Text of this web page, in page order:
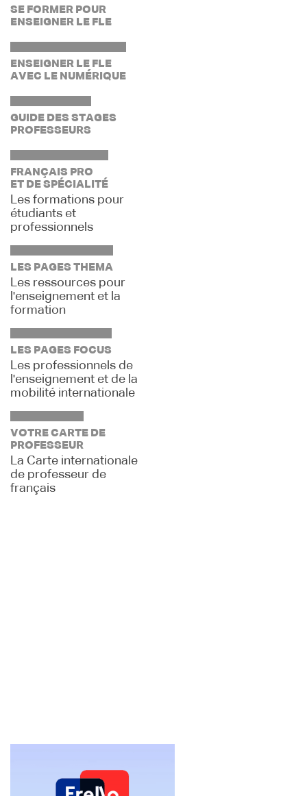
SE FORMER POUR
ENSEIGNER LE FLE
ENSEIGNER LE FLE
AVEC LE NUMÉRIQUE
GUIDE DES STAGES
PROFESSEURS
FRANÇAIS PRO
ET DE SPÉCIALITÉ
Les formations pour
étudiants et
professionnels
LES PAGES THEMA
Les ressources pour
l'enseignement et la
formation
LES PAGES FOCUS
Les professionnels de
l'enseignement et de la
mobilité internationale
VOTRE CARTE DE
PROFESSEUR
La Carte internationale
de professeur de
français